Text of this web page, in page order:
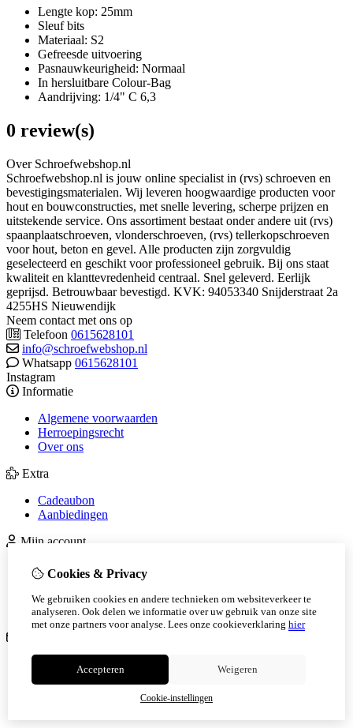
Lengte kop: 25mm
Sleuf bits
Materiaal: S2
Gefreesde uitvoering
Pasnauwkeurigheid: Normaal
In hersluitbare Colour-Bag
Aandrijving: 1/4" C 6,3
0 review(s)
Over Schroefwebshop.nl
Schroefwebshop.nl is jouw online specialist in (rvs) schroeven en
bevestigingsmaterialen. Wij leveren hoogwaardige producten voor
hout en bouwconstructies, met snelle levering, scherpe prijzen en
uitstekende service. Ons assortiment bestaat onder andere uit (rvs)
spaanplaatschroeven, vlonderschroeven, (rvs) tellerkopschroeven
voor hout, beton en gevel. Alle producten zijn zorgvuldig
geselecteerd en geschikt voor professioneel gebruik. Bij ons staat
kwaliteit en klanttevredenheid centraal. Snel geleverd. Eerlijk
geprijsd. Betrouwbaar bevestigd. KVK: 94053340 Snijderstraat 2a
4255HS Nieuwendijk
Neem contact met ons op
Telefoon 0615628101
info@schroefwebshop.nl
Whatsapp 0615628101
Instagram
Informatie
Algemene voorwaarden
Herroepingsrecht
Over ons
Extra
Cadeaubon
Aanbiedingen
Mijn account
Inloggen
Bestelhistorie
Verlanglijst
Nieuwsbrief
Retourneren
Cookies & Privacy
We gebruiken cookies en andere technieken om websiteverkeer te
analyseren. Ook delen we informatie over uw gebruik van onze site
met onze partners voor analyse. Lees onze cookieverklaring hier
Accepteren Weigeren
Cookie-instellingen